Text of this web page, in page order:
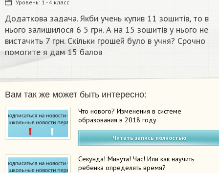
Уровень: 1 - 4 класс
Додаткова задача. Якби учень купив 11 зошитів, то в
нього залишилося 6 5 грн. А на 15 зошитів у нього не
вистачить 7 грн. Скільки грошей було в учня? Срочно
помогите я дам 15 балов​
Вам так же может быть интересно:
Что нового? Изменения в системе
образования в 2018 году
Читать запись полностью
Секунда! Минута! Час! Или как научить
ребенка определять время?